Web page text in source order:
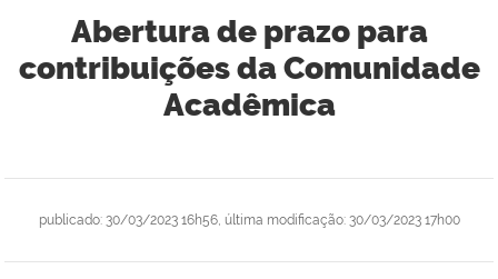
Abertura de prazo para
contribuições da Comunidade
Acadêmica
publicado: 30/03/2023 16h56, última modificação: 30/03/2023 17h00